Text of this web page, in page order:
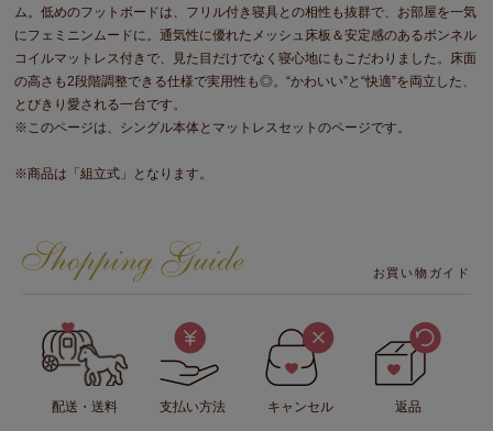
ム。低めのフットボードは、フリル付き寝具との相性も抜群で、お部屋を一気
にフェミニンムードに。通気性に優れたメッシュ床板＆安定感のあるボンネル
コイルマットレス付きで、見た目だけでなく寝心地にもこだわりました。床面
の高さも2段階調整できる仕様で実用性も◎。“かわいい”と“快適”を両立した、
とびきり愛される一台です。
※このページは、シングル本体とマットレスセットのページです。
※商品は「組立式」となります。
お買い物ガイド
配送・送料 支払い方法 キャンセル 返品